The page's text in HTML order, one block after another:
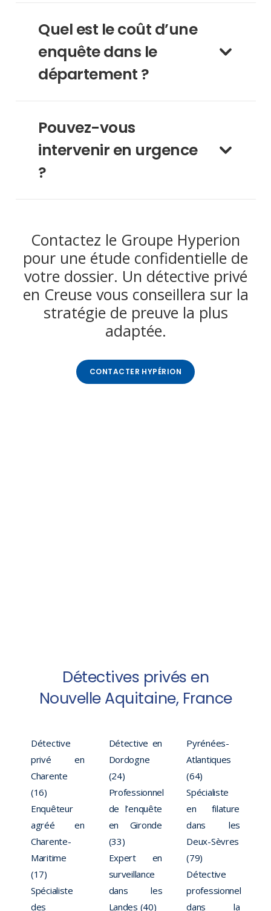
Quel est le coût d’une
enquête dans le
département ?
Pouvez-vous
intervenir en urgence
?
Contactez le Groupe Hyperion
pour une étude confidentielle de
votre dossier. Un détective privé
en Creuse vous conseillera sur la
stratégie de preuve la plus
adaptée.
CONTACTER HYPÉRION
Détectives privés en
Nouvelle Aquitaine, France
Détective
privé en
Charente
(16)
Enquêteur
agréé en
Charente-
Maritime
(17)
Spécialiste
des
Détective en
Dordogne
(24)
Professionnel
de l’enquête
en Gironde
(33)
Expert en
surveillance
dans les
Landes (40)
Pyrénées-
Atlantiques
(64)
Spécialiste
en filature
dans les
Deux-Sèvres
(79)
Détective
professionnel
dans la